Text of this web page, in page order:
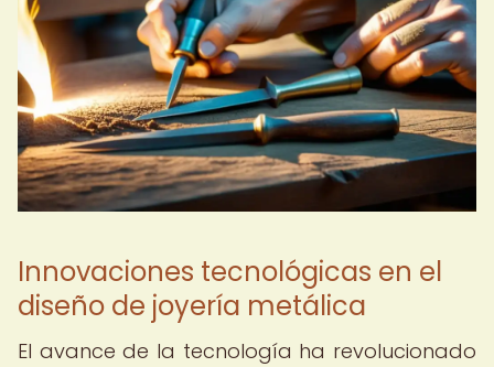
Innovaciones tecnológicas en el
diseño de joyería metálica
El avance de la tecnología ha revolucionado